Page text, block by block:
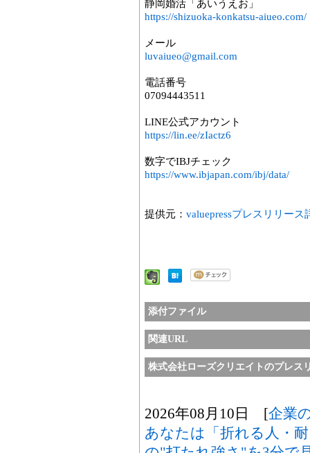
静岡婚活「あいうえお」
https://shizuoka-konkatsu-aiueo.com/
メール
luvaiueo@gmail.com
電話番号
07094443511
LINE公式アカウント
https://lin.ee/zIactz6
数字でIBJチェック
https://www.ibjapan.com/ibj/data/
提供元： valuepressプレスリリース
添付ファイル
関連URL
株式会社ローズクリエイトのプレス
2026年08月10日 [企業
あなたは「折れる人・